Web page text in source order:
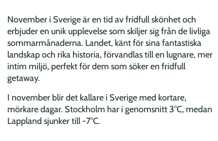
November i Sverige är en tid av fridfull skönhet och
erbjuder en unik upplevelse som skiljer sig från de livliga
sommarmånaderna. Landet, känt för sina fantastiska
landskap och rika historia, förvandlas till en lugnare, mer
intim miljö, perfekt för dem som söker en fridfull
getaway.
I november blir det kallare i Sverige med kortare,
mörkare dagar. Stockholm har i genomsnitt 3°C, medan
Lappland sjunker till -7°C.